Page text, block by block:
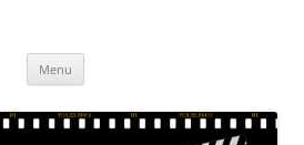
sa région
Menu